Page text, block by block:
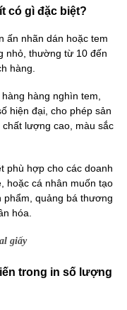
có gì đặc biệt?
ấn nhãn dán hoặc tem
nhỏ, thường từ 10 đến
hàng.
hàng nghìn tem,
hiện đại, cho phép sản
lượng cao, màu sắc
phù hợp cho các doanh
hoặc cá nhân muốn tạo
phẩm, quảng bá thương
hóa.
trong in số lượng